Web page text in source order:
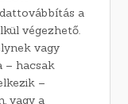
a
végezhető.
vagy
– hacsak
–
vagy a